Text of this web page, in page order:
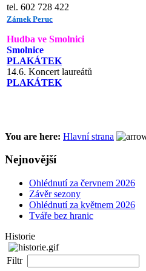
tel. 602 728 422
Zámek Peruc
Hudba ve Smolnici
Smolnice
PLAKÁTEK
14.6. Koncert laureátů
PLAKÁTEK
You are here: Hlavní strana
Nejnovější
Ohlédnutí za červnem 2026
Závěr sezony
Ohlédnutí za květnem 2026
Tváře bez hranic
Historie
Filtr